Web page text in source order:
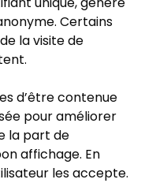
Certains
la visite de
d’être contenue
pour améliorer
la part de
affichage. En
les accepte.